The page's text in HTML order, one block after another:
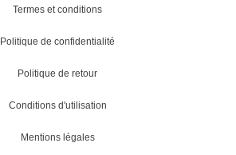
Termes et conditions
Politique de confidentialité
Politique de retour
Conditions d'utilisation
Mentions légales